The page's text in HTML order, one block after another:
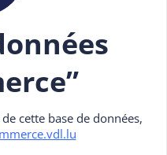
cette base de données,